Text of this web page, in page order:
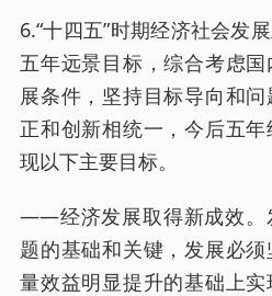
6.“十四五”时期经济社会发
五年远景目标，综合考虑
展条件，坚持目标导向和
正和创新相统一，今后五
现以下主要目标。
——经济发展取得新成效。
题的基础和关键，发展必
量效益明显提升的基础上实